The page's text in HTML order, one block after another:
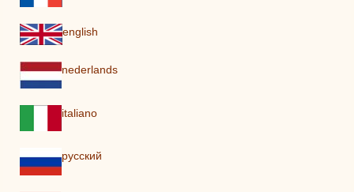
english
nederlands
italiano
pусский